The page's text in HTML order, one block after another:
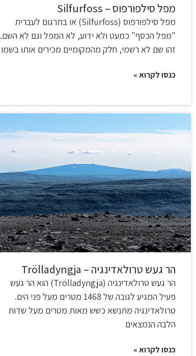
מפל סילפורפוס – Silfurfoss
מפל סילפורפוס (Silfurfoss) או בתרגום לעברית
"מפל הכסף" כמעט ולא ידוע, לא המפל וגם לא השם.
זהו שם לא רשמי, חלק מהמקומיים מכירים אותו בשמו
כנסו לקרוא »
הר געש טרולאדינגיה – Trölladyngja
הר געש טרולאדינגיה (Trölladyngja) הוא הר געש
פעיל המגיע לגובה של 1468 מטרים מעל פני הים.
טרולאדינגיה מתנשא כשש מאות מטרים מעל שדות
הלבה הנמצאים
כנסו לקרוא »